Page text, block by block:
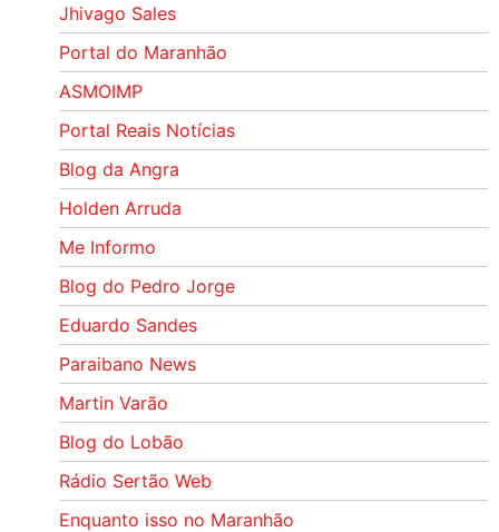
Jhivago Sales
Portal do Maranhão
ASMOIMP
Portal Reais Notí­cias
Blog da Angra
Holden Arruda
Me Informo
Blog do Pedro Jorge
Eduardo Sandes
Paraibano News
Martin Varão
Blog do Lobão
Rádio Sertão Web
Enquanto isso no Maranhão